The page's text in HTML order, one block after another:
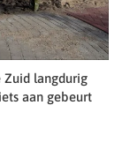
Zuid langdurig
aan gebeurt